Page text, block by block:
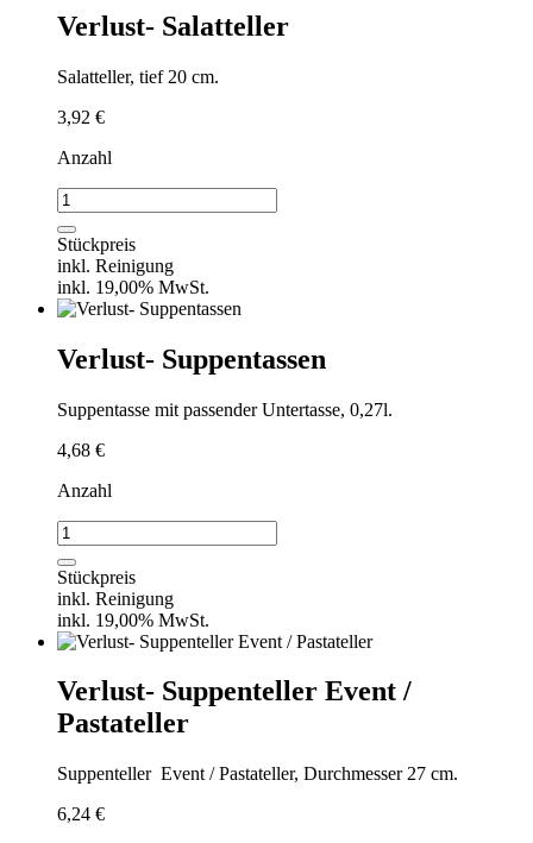
Verlust- Salatteller
Salatteller, tief 20 cm.
3,92 €
Anzahl
Verlust-
Salatteller
Menge
Stückpreis
inkl. Reinigung
inkl. 19,00% MwSt.
Verlust- Suppentassen
Suppentasse mit passender Untertasse, 0,27l.
4,68 €
Anzahl
Verlust-
Suppentassen
Menge
Stückpreis
inkl. Reinigung
inkl. 19,00% MwSt.
Verlust- Suppenteller Event /
Pastateller
Suppenteller Event / Pastateller, Durchmesser 27 cm.
6,24 €